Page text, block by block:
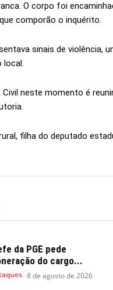
O corpo foi
comporão o inquérito.
sinais de violência,
local.
Civil neste momento é
filha do deputado
da PGE pede
do cargo...
8 de agosto de 2026